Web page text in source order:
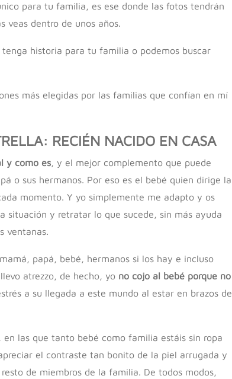
para tu familia, es ese donde las fotos tendrán
veas dentro de unos años.
historia para tu familia o podemos buscar
más elegidas por las familias que confían en mí
RECIÉN NACIDO EN CASA
y como es, y el mejor complemento que puede
o sus hermanos. Por eso es el bebé quien dirige la
momento. Y yo simplemente me adapto y os
situación y retratar lo que sucede, sin más ayuda
ventanas.
papá, bebé, hermanos si los hay e incluso
atrezzo, de hecho, yo no cojo al bebé porque no
a su llegada a este mundo al estar en brazos de
, en las que tanto bebé como familia estáis sin ropa
el contraste tan bonito de la piel arrugada y
de miembros de la familia. De todos modos,